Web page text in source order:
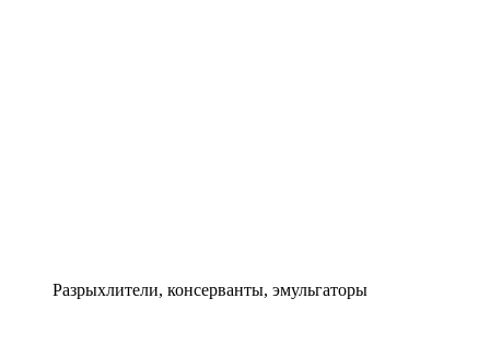
Разрыхлители, консерванты, эмульгаторы